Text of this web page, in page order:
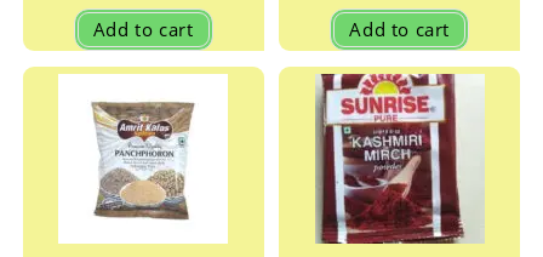
Add to cart Add to cart